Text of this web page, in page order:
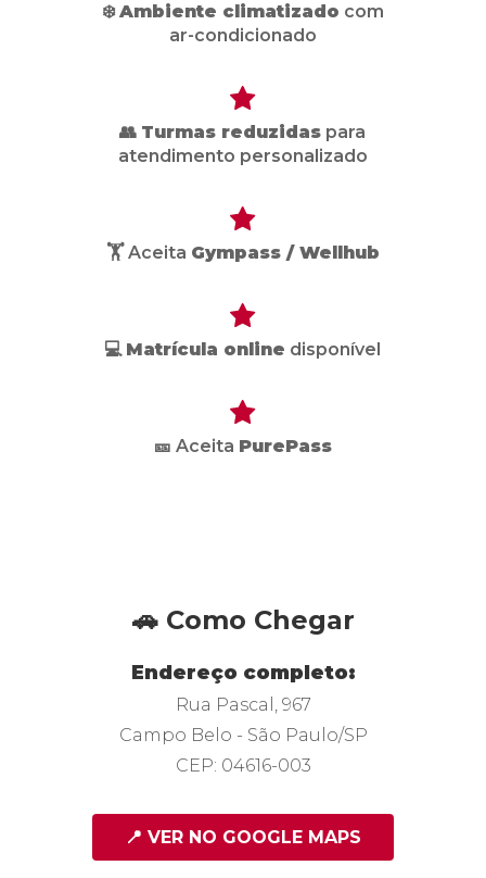
❄️Ambiente climatizado com
ar-condicionado
👥 Turmas reduzidas para
atendimento personalizado
🏋️ Aceita Gympass / Wellhub
💻 Matrícula online disponível
🎫 Aceita PurePass
🚗 Como Chegar
Endereço completo:
Rua Pascal, 967
Campo Belo - São Paulo/SP
CEP: 04616-003
📍 VER NO GOOGLE MAPS